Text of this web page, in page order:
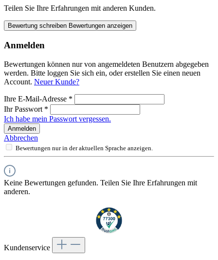
Teilen Sie Ihre Erfahrungen mit anderen Kunden.
Bewertung schreiben Bewertungen anzeigen
Anmelden
Bewertungen können nur von angemeldeten Benutzern abgegeben
werden. Bitte loggen Sie sich ein, oder erstellen Sie einen neuen
Account. Neuer Kunde?
Ihre E-Mail-Adresse *
Ihr Passwort *
Ich habe mein Passwort vergessen.
Anmelden
Abbrechen
Bewertungen nur in der aktuellen Sprache anzeigen.
Keine Bewertungen gefunden. Teilen Sie Ihre Erfahrungen mit
anderen.
Kundenservice